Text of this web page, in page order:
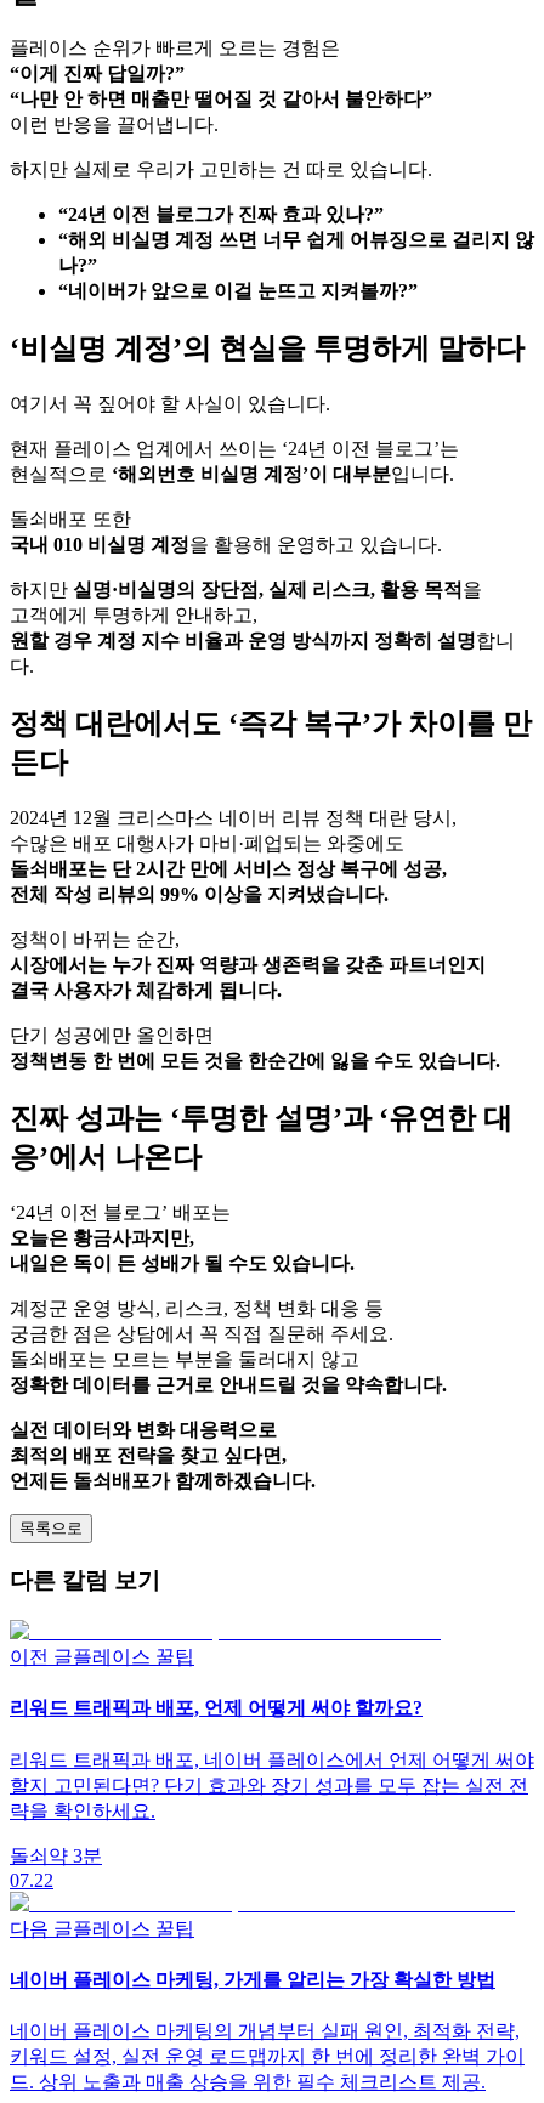
플레이스 순위가 빠르게 오르는 경험은
“이게 진짜 답일까?”
“나만 안 하면 매출만 떨어질 것 같아서 불안하다”
이런 반응을 끌어냅니다.
하지만 실제로 우리가 고민하는 건 따로 있습니다.
“24년 이전 블로그가 진짜 효과 있나?”
“해외 비실명 계정 쓰면 너무 쉽게 어뷰징으로 걸리지 않
나?”
“네이버가 앞으로 이걸 눈뜨고 지켜볼까?”
‘비실명 계정’의 현실을 투명하게 말하다
여기서 꼭 짚어야 할 사실이 있습니다.
현재 플레이스 업계에서 쓰이는 ‘24년 이전 블로그’는
현실적으로 ‘해외번호 비실명 계정’이 대부분입니다.
돌쇠배포 또한
국내 010 비실명 계정을 활용해 운영하고 있습니다.
하지만 실명·비실명의 장단점, 실제 리스크, 활용 목적 을
고객에게 투명하게 안내하고,
원할 경우 계정 지수 비율과 운영 방식까지 정확히 설명합니
다.
정책 대란에서도 ‘즉각 복구’가 차이를 만
든다
2024년 12월 크리스마스 네이버 리뷰 정책 대란 당시,
수많은 배포 대행사가 마비·폐업되는 와중에도
돌쇠배포는 단 2시간 만에 서비스 정상 복구에 성공,
전체 작성 리뷰의 99% 이상을 지켜냈습니다.
정책이 바뀌는 순간,
시장에서는 누가 진짜 역량과 생존력을 갖춘 파트너인지
결국 사용자가 체감하게 됩니다.
단기 성공에만 올인하면
정책변동 한 번에 모든 것을 한순간에 잃을 수도 있습니다.
진짜 성과는 ‘투명한 설명’과 ‘유연한 대
응’에서 나온다
‘24년 이전 블로그’ 배포는
오늘은 황금사과지만,
내일은 독이 든 성배가 될 수도 있습니다.
계정군 운영 방식, 리스크, 정책 변화 대응 등
궁금한 점은 상담에서 꼭 직접 질문해 주세요.
돌쇠배포는 모르는 부분을 둘러대지 않고
정확한 데이터를 근거로 안내드릴 것을 약속합니다.
실전 데이터와 변화 대응력으로
최적의 배포 전략을 찾고 싶다면,
언제든 돌쇠배포가 함께하겠습니다.
목록으로
다른 칼럼 보기
이전 글플레이스 꿀팁
리워드 트래픽과 배포, 언제 어떻게 써야 할까요?
리워드 트래픽과 배포, 네이버 플레이스에서 언제 어떻게 써야
할지 고민된다면? 단기 효과와 장기 성과를 모두 잡는 실전 전
략을 확인하세요.
돌쇠 약 3분
07.22
다음 글플레이스 꿀팁
네이버 플레이스 마케팅, 가게를 알리는 가장 확실한 방법
네이버 플레이스 마케팅의 개념부터 실패 원인, 최적화 전략,
키워드 설정, 실전 운영 로드맵까지 한 번에 정리한 완벽 가이
드. 상위 노출과 매출 상승을 위한 필수 체크리스트 제공.